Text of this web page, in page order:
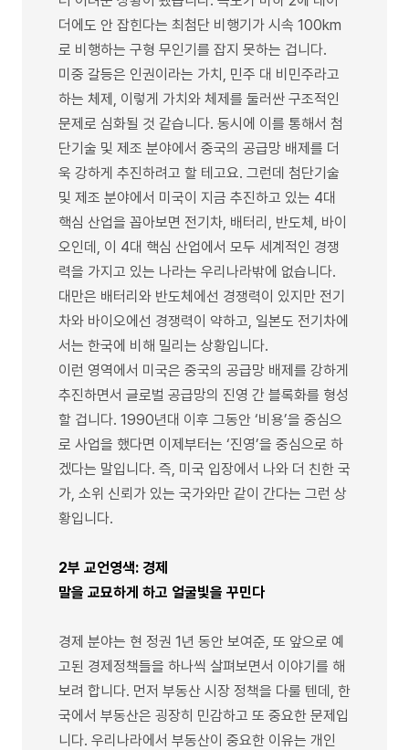
더에도 안 잡힌다는 최첨단 비행기가 시속 100km
로 비행하는 구형 무인기를 잡지 못하는 겁니다.
미중 갈등은 인권이라는 가치, 민주 대 비민주라고
하는 체제, 이렇게 가치와 체제를 둘러싼 구조적인
문제로 심화될 것 같습니다. 동시에 이를 통해서 첨
단기술 및 제조 분야에서 중국의 공급망 배제를 더
욱 강하게 추진하려고 할 테고요. 그런데 첨단기술
및 제조 분야에서 미국이 지금 추진하고 있는 4대
핵심 산업을 꼽아보면 전기차, 배터리, 반도체, 바이
오인데, 이 4대 핵심 산업에서 모두 세계적인 경쟁
력을 가지고 있는 나라는 우리나라밖에 없습니다.
대만은 배터리와 반도체에선 경쟁력이 있지만 전기
차와 바이오에선 경쟁력이 약하고, 일본도 전기차에
서는 한국에 비해 밀리는 상황입니다.
이런 영역에서 미국은 중국의 공급망 배제를 강하게
추진하면서 글로벌 공급망의 진영 간 블록화를 형성
할 겁니다. 1990년대 이후 그동안 ‘비용’을 중심으
로 사업을 했다면 이제부터는 ‘진영’을 중심으로 하
겠다는 말입니다. 즉, 미국 입장에서 나와 더 친한 국
가, 소위 신뢰가 있는 국가와만 같이 간다는 그런 상
황입니다.
2부 교언영색: 경제
말을 교묘하게 하고 얼굴빛을 꾸민다
경제 분야는 현 정권 1년 동안 보여준, 또 앞으로 예
고된 경제정책들을 하나씩 살펴보면서 이야기를 해
보려 합니다. 먼저 부동산 시장 정책을 다룰 텐데, 한
국에서 부동산은 굉장히 민감하고 또 중요한 문제입
니다. 우리나라에서 부동산이 중요한 이유는 개인